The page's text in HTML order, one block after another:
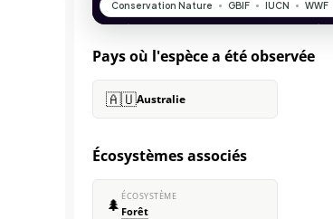
Pays où l'espèce a été observée
🇦🇺Australie
Écosystèmes associés
🌲 ÉCOSYSTÈME
Forêt